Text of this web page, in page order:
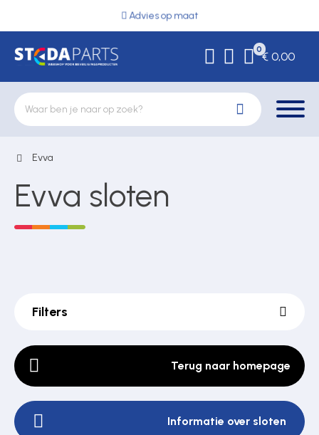
Advies op maat
0
€ 0,00
Deurbeslag
Kluizen
Poortonderdelen
Pulsgevers
Evva
Evva sloten
Filters
Terug naar homepage
Informatie over sloten